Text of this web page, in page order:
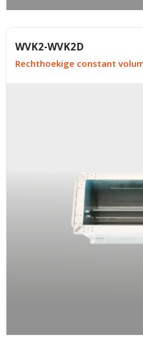
WVK2-WVK2D
Rechthoekige constant